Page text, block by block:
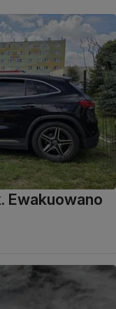
Ewakuowano